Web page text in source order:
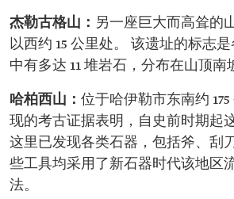
杰勒古格山： 另一座巨大而高耸的
以西约 15 公里处。 该遗址的标志
中有多达 11 堆岩石，分布在山顶南
哈柏西山： 位于哈伊勒市东南约
现的考古证据表明，自史前时期起
这里已发现各类石器，包括斧、刮
些工具均采用了新石器时代该地区
法。